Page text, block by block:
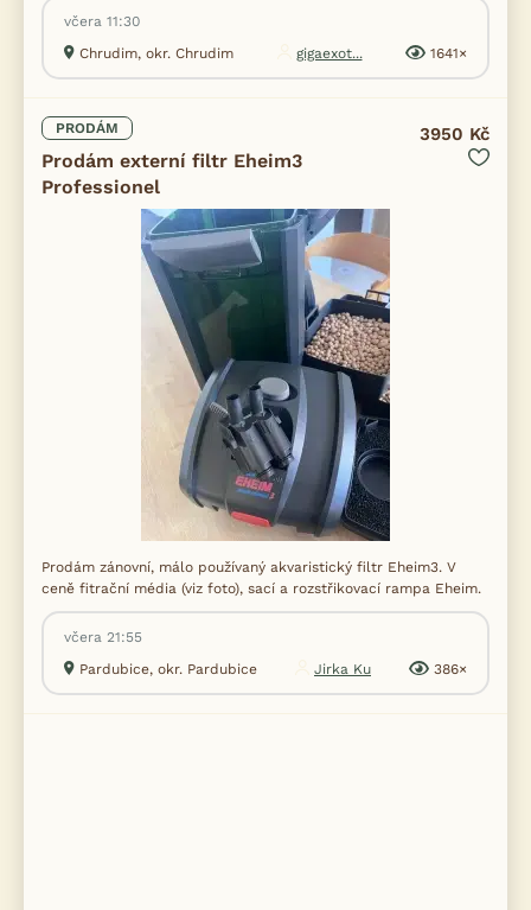
včera 11:30
Chrudim, okr. Chrudim
gigaexot... 1641×
PRODÁM
Prodám externí filtr Eheim3
Professionel
3950 Kč
Prodám zánovní, málo používaný akvaristický filtr Eheim3. V
ceně fitrační média (viz foto), sací a rozstřikovací rampa Eheim.
včera 21:55
Pardubice, okr. Pardubice
Jirka Ku 386×